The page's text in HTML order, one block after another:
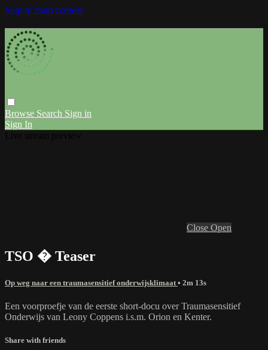
Skip to main content
Browse Search Sign in
Sign In
Close Open
TSO � Teaser
Op weg naar een traumasensitief onderwijsklimaat • 2m 13s
Een voorproefje van de eerste short-docu over Traumasensitief
Onderwijs van Leony Coppens i.s.m. Orion en Kenter.
Share with friends